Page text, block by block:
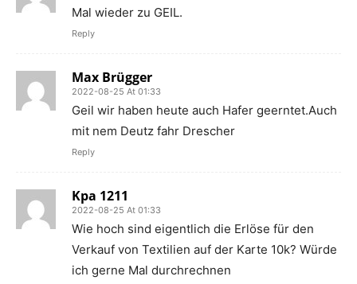
Mal wieder zu GEIL.
Reply
Max Brügger
2022-08-25 At 01:33
Geil wir haben heute auch Hafer geerntet.Auch
mit nem Deutz fahr Drescher
Reply
Kpa 1211
2022-08-25 At 01:33
Wie hoch sind eigentlich die Erlöse für den
Verkauf von Textilien auf der Karte 10k? Würde
ich gerne Mal durchrechnen